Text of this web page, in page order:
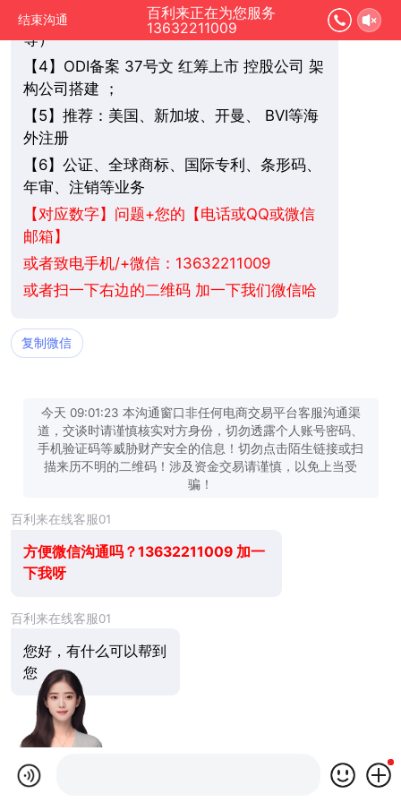
结束沟通
百利来正在为您服务
13632211009
【3】个人/公司 开银行账户（香港/新加坡
等）
【 4】ODI备案 37号文 红筹上市 控股公司 架
构公司搭建 ；
【 5】推荐：美国、新加坡、 开曼、 BVI等海
外注册
【 6】公证、全球商标、国际专利、条形码、
年审、注销等业务
【对应数字】问题+您的【电话或QQ或微信
邮箱】
或者致电手机/+微信：13632211009
或者扫一下右边的二维码 加一下我们微信哈
复制微信
今天 09:01:23 本沟通窗口非任何电商交易平台客服沟通渠
道，交谈时请谨慎核实对方身份，切勿透露个人账号密码、
手机验证码等威胁财产安全的信息！切勿点击陌生链接或扫
描来历不明的二维码！涉及资金交易请谨慎，以免上当受
骗！
百利来在线客服01
方便微信沟通吗？13632211009 加一
下我呀
百利来在线客服01
您好，有什么可以帮到
您